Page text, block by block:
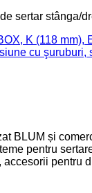
sertar stânga/
K (118 mm),
cu şuruburi,
BLUM și
pentru
pentru